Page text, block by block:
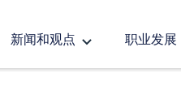
新闻和观点 职业发展